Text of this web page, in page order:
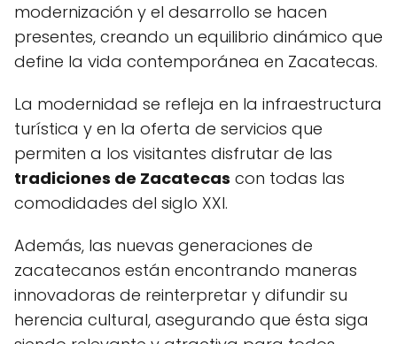
modernización y el desarrollo se hacen
presentes, creando un equilibrio dinámico que
define la vida contemporánea en Zacatecas.
La modernidad se refleja en la infraestructura
turística y en la oferta de servicios que
permiten a los visitantes disfrutar de las
tradiciones de Zacatecas con todas las
comodidades del siglo XXI.
Además, las nuevas generaciones de
zacatecanos están encontrando maneras
innovadoras de reinterpretar y difundir su
herencia cultural, asegurando que ésta siga